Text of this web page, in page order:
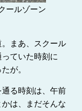
ールゾーン
まあ、スクール
ていた時刻に
が。
る時刻は、午前
は、まだそんな